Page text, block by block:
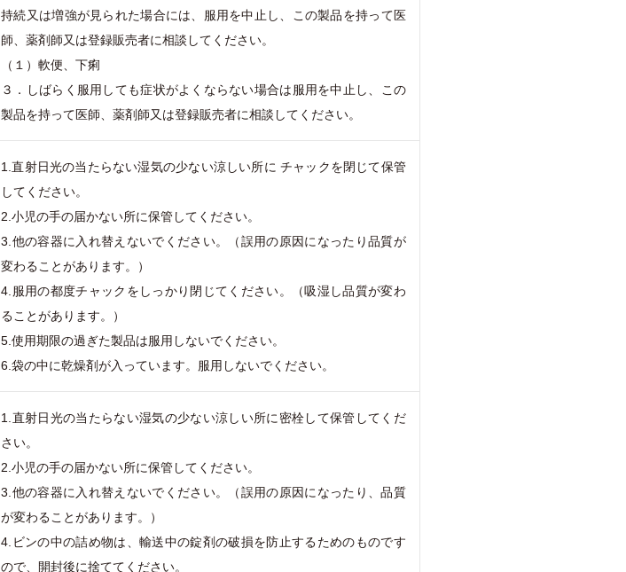
持続又は増強が見られた場合には、服用を中止し、この製品を持って医
師、薬剤師又は登録販売者に相談してください。
（１）軟便、下痢
３．しばらく服用しても症状がよくならない場合は服用を中止し、この
製品を持って医師、薬剤師又は登録販売者に相談してください。
1.直射日光の当たらない湿気の少ない涼しい所に チャックを閉じて保管
してください。
2.小児の手の届かない所に保管してください。
3.他の容器に入れ替えないでください。（誤用の原因になったり品質が
変わることがあります。）
4.服用の都度チャックをしっかり閉じてください。（吸湿し品質が変わ
ることがあります。）
5.使用期限の過ぎた製品は服用しないでください。
6.袋の中に乾燥剤が入っています。服用しないでください。
1.直射日光の当たらない湿気の少ない涼しい所に密栓して保管してくだ
さい。
2.小児の手の届かない所に保管してください。
3.他の容器に入れ替えないでください。（誤用の原因になったり、品質
が変わることがあります。）
4.ビンの中の詰め物は、輸送中の錠剤の破損を防止するためのものです
ので、開封後に捨ててください。